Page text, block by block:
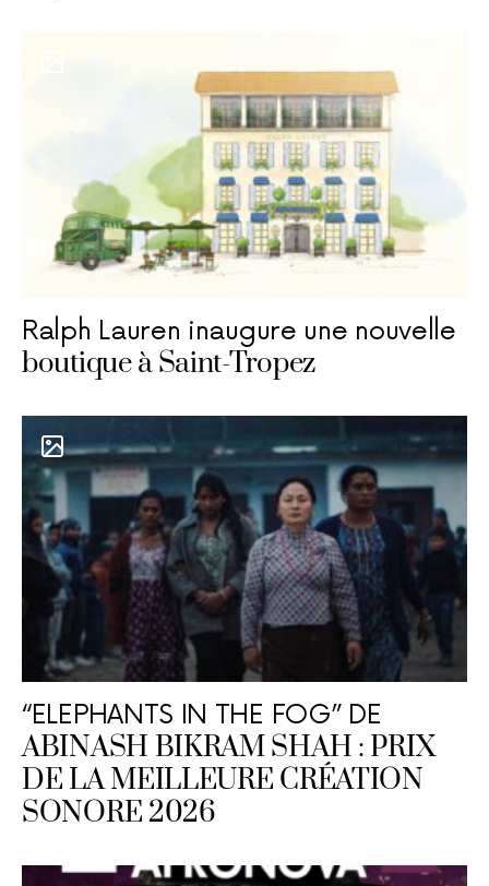
Ralph Lauren inaugure une nouvelle
boutique à Saint-Tropez
“ELEPHANTS IN THE FOG” DE
ABINASH BIKRAM SHAH : PRIX
DE LA MEILLEURE CRÉATION
SONORE 2026